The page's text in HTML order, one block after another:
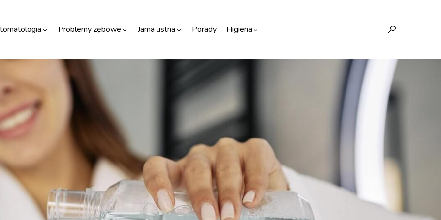
Problemy zębowe Jama ustna Porady Higiena